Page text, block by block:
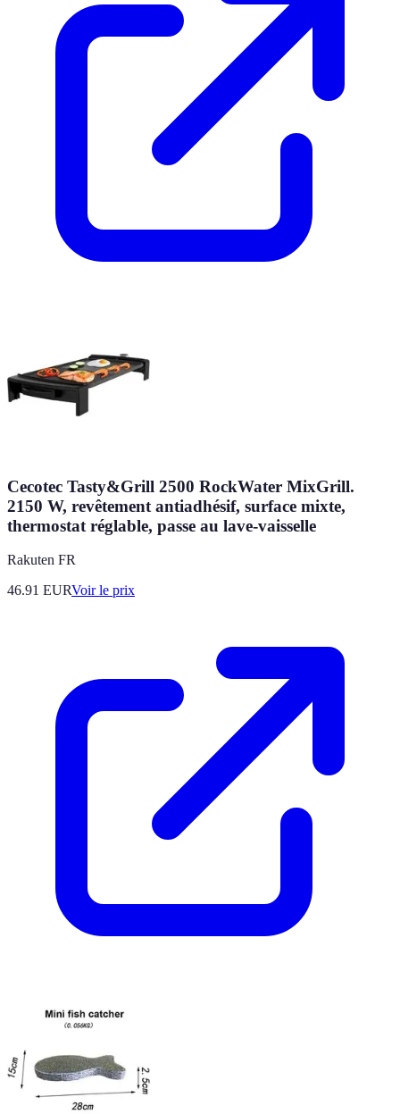
Cecotec Tasty&Grill 2500 RockWater MixGrill.
2150 W, revêtement antiadhésif, surface mixte,
thermostat réglable, passe au lave-vaisselle
Rakuten FR
46.91 EURVoir le prix